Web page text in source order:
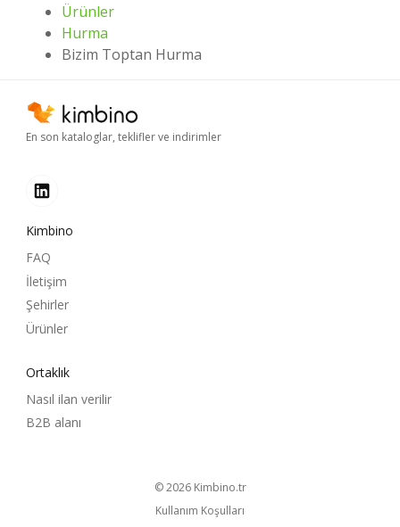
Ürünler
Hurma
Bizim Toptan Hurma
En son kataloglar, teklifler ve indirimler
Kimbino
FAQ
İletişim
Şehirler
Ürünler
Ortaklık
Nasıl ilan verilir
B2B alanı
© 2026 kimbino.tr
Kullanım Koşulları